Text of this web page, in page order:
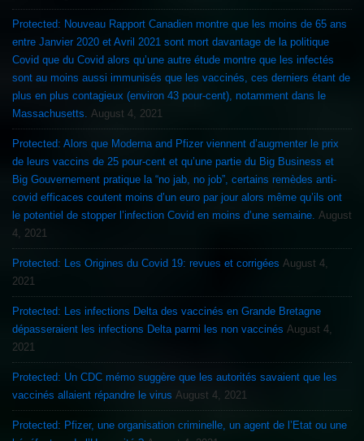
Protected: Nouveau Rapport Canadien montre que les moins de 65 ans
entre Janvier 2020 et Avril 2021 sont mort davantage de la politique
Covid que du Covid alors qu’une autre étude montre que les infectés
sont au moins aussi immunisés que les vaccinés, ces derniers étant de
plus en plus contagieux (environ 43 pour-cent), notamment dans le
Massachusetts.
August 4, 2021
Protected: Alors que Moderna and Pfizer viennent d’augmenter le prix
de leurs vaccins de 25 pour-cent et qu’une partie du Big Business et
Big Gouvernement pratique la “no jab, no job”, certains remèdes anti-
covid efficaces coutent moins d’un euro par jour alors même qu’ils ont
le potentiel de stopper l’infection Covid en moins d’une semaine. August
4, 2021
Protected: Les Origines du Covid 19: revues et corrigées August 4,
2021
Protected: Les infections Delta des vaccinés en Grande Bretagne
dépasseraient les infections Delta parmi les non vaccinés August 4,
2021
Protected: Un CDC mémo suggère que les autorités savaient que les
vaccinés allaient répandre le virus August 4, 2021
Protected: Pfizer, une organisation criminelle, un agent de l’Etat ou une